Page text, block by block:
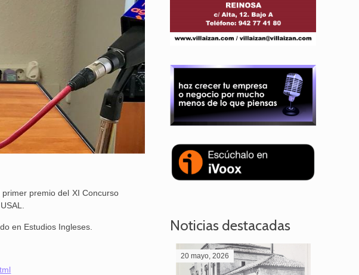
premio del XI Concurso
en Estudios Ingleses. Noticias destacadas
20 mayo, 2026